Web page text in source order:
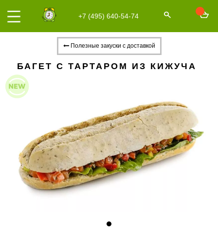
+7 (495) 640-54-74
Полезные закуски с доставкой
БАГЕТ С ТАРТАРОМ ИЗ КИЖУЧА